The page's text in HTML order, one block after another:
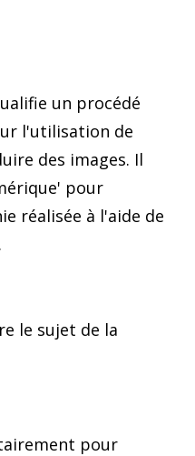
un procédé
l'utilisation de
des images. Il
pour
réalisée à l'aide de
le sujet de la
pour